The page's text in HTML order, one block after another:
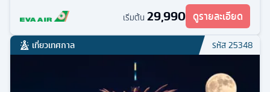
เริ่มต้น 29,990 ดูรายละเอียด
เที่ยวเทศกาล รหัส25348